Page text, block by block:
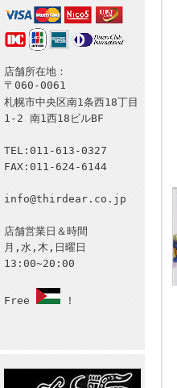
店舗所在地：
〒060-0061
札幌市中央区南1条西18丁目
1-2 南1西18ビルBF
TEL:011-613-0327
FAX:011-624-6144
info@thirdear.co.jp
店舗営業日＆時間
月,水,木,日曜日
13:00~20:00
Free !